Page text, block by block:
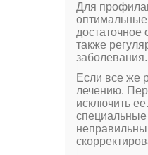
Для
оптимальные
достаточное
также
заболевания.
Если все же
лечению.
исключить